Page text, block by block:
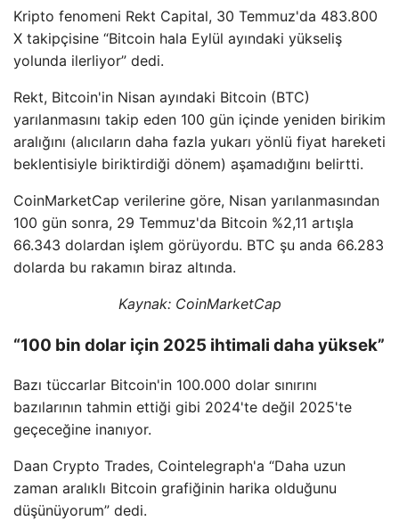
Kripto fenomeni Rekt Capital, 30 Temmuz'da 483.800
X takipçisine “Bitcoin hala Eylül ayındaki yükseliş
yolunda ilerliyor” dedi.
Rekt, Bitcoin'in Nisan ayındaki Bitcoin (BTC)
yarılanmasını takip eden 100 gün içinde yeniden birikim
aralığını (alıcıların daha fazla yukarı yönlü fiyat hareketi
beklentisiyle biriktirdiği dönem) aşamadığını belirtti.
CoinMarketCap verilerine göre, Nisan yarılanmasından
100 gün sonra, 29 Temmuz'da Bitcoin %2,11 artışla
66.343 dolardan işlem görüyordu. BTC şu anda 66.283
dolarda bu rakamın biraz altında.
Kaynak: CoinMarketCap
“100 bin dolar için 2025 ihtimali daha yüksek”
Bazı tüccarlar Bitcoin'in 100.000 dolar sınırını
bazılarının tahmin ettiği gibi 2024'te değil 2025'te
geçeceğine inanıyor.
Daan Crypto Trades, Cointelegraph'a “Daha uzun
zaman aralıklı Bitcoin grafiğinin harika olduğunu
düşünüyorum” dedi.